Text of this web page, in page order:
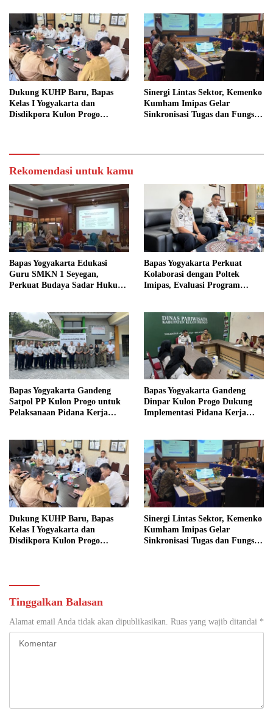
Dukung KUHP Baru, Bapas
Kelas I Yogyakarta dan
Disdikpora Kulon Progo
Sinergi Lintas Sektor, Kemenko
Kumham Imipas Gelar
Sinkronisasi Tugas dan Fungsi
Rekomendasi untuk kamu
Bapas Yogyakarta Edukasi
Guru SMKN 1 Seyegan,
Perkuat Budaya Sadar Hukum
Bapas Yogyakarta Perkuat
Kolaborasi dengan Poltek
Imipas, Evaluasi Program
Bapas Yogyakarta Gandeng
Satpol PP Kulon Progo untuk
Pelaksanaan Pidana Kerja
Bapas Yogyakarta Gandeng
Dinpar Kulon Progo Dukung
Implementasi Pidana Kerja
Dukung KUHP Baru, Bapas
Kelas I Yogyakarta dan
Disdikpora Kulon Progo
Sinergi Lintas Sektor, Kemenko
Kumham Imipas Gelar
Sinkronisasi Tugas dan Fungsi
Tinggalkan Balasan
Alamat email Anda tidak akan dipublikasikan. Ruas yang wajib ditandai *